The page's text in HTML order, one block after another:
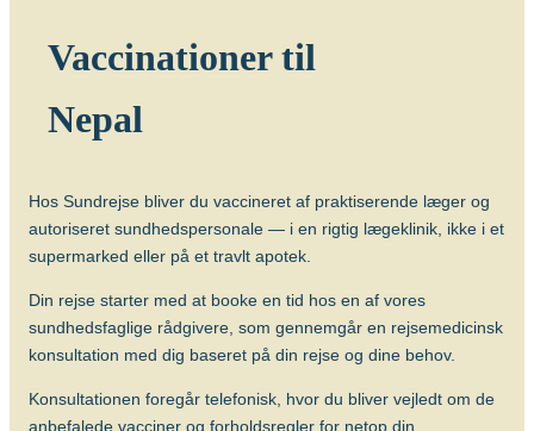
Der gives én dosis intrakutant (i
læderhuden). Revaccination anbefales
Alder
Vaccinen kan gives fra fødslen (BCG).
Vaccinen beskytter bedst hos børn mod
de alvorlige former for TB (milliær TB og
TB-meningitis) og effekten hos voksne er
tvivlsom og bør primært overvejes, hvis
der er stor risiko for at blive smittet med
Vaccinationer til
Nepal
Hos Sundrejse bliver du vaccineret af praktiserende læger og
autoriseret sundhedspersonale — i en rigtig lægeklinik, ikke i et
supermarked eller på et travlt apotek.
Din rejse starter med at booke en tid hos en af vores
sundhedsfaglige rådgivere, som gennemgår en rejsemedicinsk
konsultation med dig baseret på din rejse og dine behov.
Konsultationen foregår telefonisk, hvor du bliver vejledt om de
anbefalede vacciner og forholdsregler for netop din